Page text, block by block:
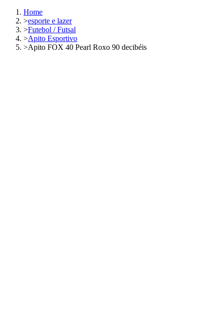
Home
>esporte e lazer
>Futebol / Futsal
>Apito Esportivo
>Apito FOX 40 Pearl Roxo 90 decibéis